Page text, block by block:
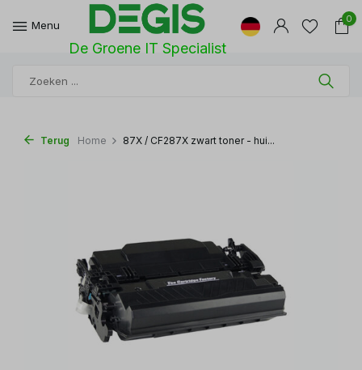
Menu
De Groene IT Specialist
0
Terug Home 87X / CF287X zwart toner - hui...